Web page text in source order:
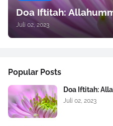
Doa Iftitah:
Juli 02, 2023
Popular Posts
Doa Iftitah:
Juli 02, 2023